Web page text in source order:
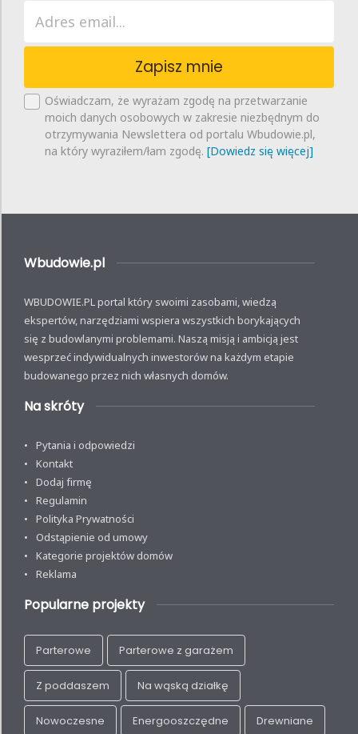
Zapisz mnie
Oświadczam, że wyrażam zgodę na przetwarzanie
moich danych osobowych w zakresie niezbędnym do
otrzymywania Newslettera od portalu Wbudowie.pl,
na który wyraziłem/łam zgodę. [Dowiedz się więcej]
Wbudowie.pl
WBUDOWIE.PL portal który swoimi zasobami, wiedzą
ekspertów, narzędziami wspiera wszystkich borykających
się z budowlanymi problemami. Naszą misją i ambicją jest
wesprzeć indywidualnych inwestorów na każdym etapie
budowanego przez nich własnych domów.
Na skróty
Pytania i odpowiedzi
Kontakt
Dodaj firmę
Regulamin
Polityka Prywatności
Odstąpienie od umowy
Kategorie projektów domów
Reklama
Popularne projekty
Parterowe Parterowe z garażem
Z poddaszem Na wąską działkę
Nowoczesne Energooszczędne Drewniane